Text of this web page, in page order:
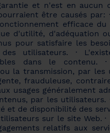
et n'est en aucun
être causés par:
efficace
d'utilité, d'adéquation
pour satisfaire les
utilisateurs. ·
dans le contenu.
la transmission, par les
frauduleuse,
usages généralement
par les utilisateurs.
et de disponibilité des
sur le site Web.
relatifs aux